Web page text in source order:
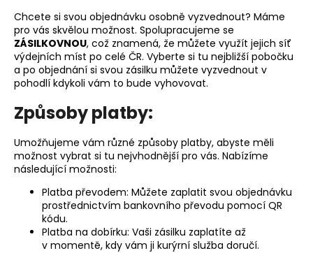
Chcete si svou objednávku osobně vyzvednout? Máme
pro vás skvělou možnost. Spolupracujeme se
ZÁSILKOVNOU, což znamená, že můžete využít jejich síť
výdejních míst po celé ČR. Vyberte si tu nejbližší pobočku
a po objednání si svou zásilku můžete vyzvednout v
pohodlí kdykoli vám to bude vyhovovat.
Způsoby platby:
Umožňujeme vám různé způsoby platby, abyste měli
možnost vybrat si tu nejvhodnější pro vás. Nabízíme
následující možnosti:
Platba převodem: Můžete zaplatit svou objednávku
prostřednictvím bankovního převodu pomocí QR
kódu.
Platba na dobírku: Vaši zásilku zaplatíte až
v momentě, kdy vám ji kurýrní služba doručí.
D
o
p
o
u
u
j
e